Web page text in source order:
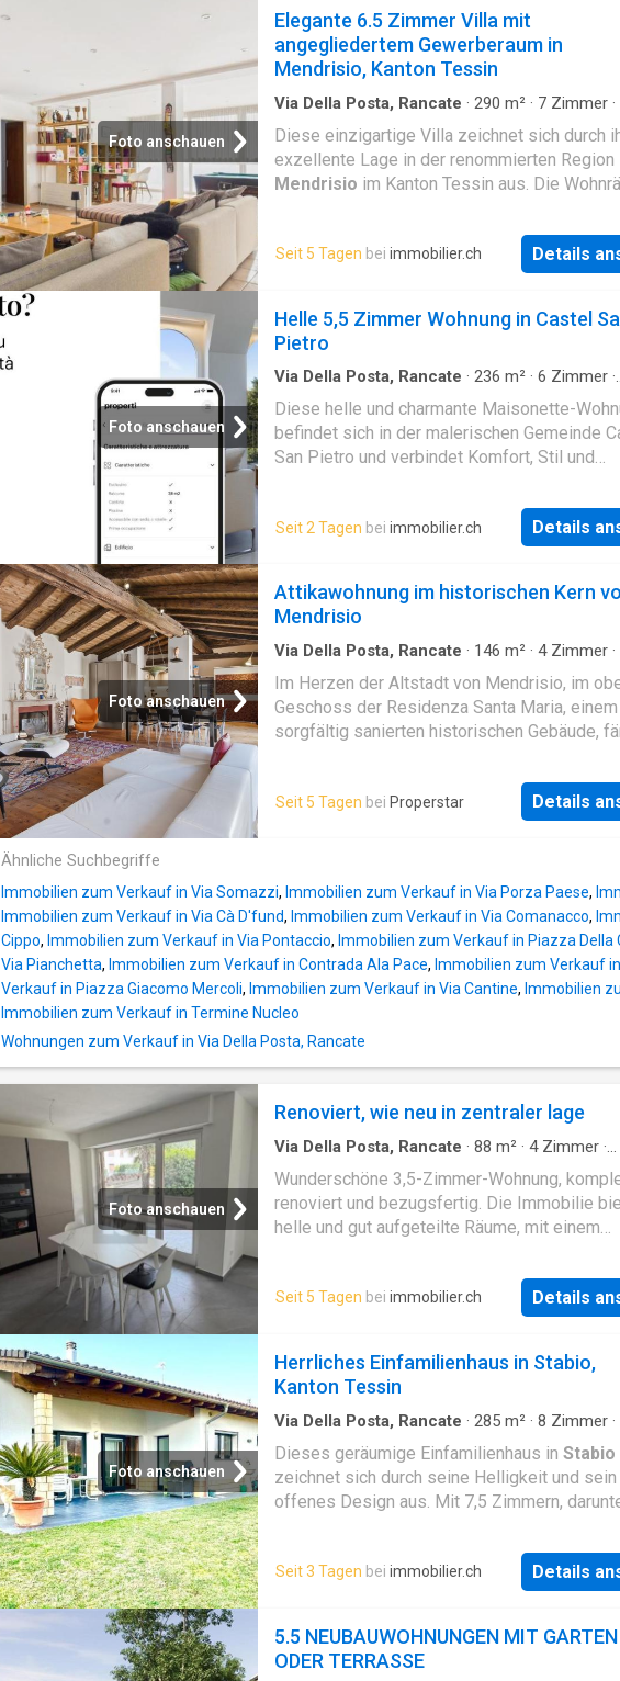
Geschäften, Schulen und öffentlichen
Verkehrsmitteln machen das Leben hier
bequem. Obwohl das Baujahr dieser Immobilie
Foto anschauen
Elegante 6.5 Zimmer Villa mit
angegliedertem Gewerberaum in
Mendrisio, Kanton Tessin
Via Della Posta, Rancate · 290 m² · 7 Zimmer ·
Diese einzigartige Villa zeichnet sich durch
exzellente Lage in der renommierten Region
Mendrisio im Kanton Tessin aus. Die
Wohnzimmer wird von natürlichem Licht
während die moderne offene Küche zu
und funktionalem Wohnen einlädt. Die
sowie Abstellraum und Keller, die
Stauraum gewährleisten. Ein besonders
Element ist das angeschlossene
Seit 5 Tagen bei immobilier.ch Details
Foto anschauen
Helle 5,5 Zimmer Wohnung in Castel
Pietro
Via Della Posta, Rancate · 236 m² · 6 Zimmer ·
Diese helle und charmante Maisonette-
befindet sich in der malerischen Gemeinde
San Pietro und verbindet Komfort, Stil und
und gemütliche Wohnzimmer mit seinem voll
funktionsfähigen Kamin ist der ideale Ort, um
Wohnbereich verbunden ist, schafft ideale
Voraussetzungen für kulinarische Genüsse.
grosszügigen umlaufenden Terrassen
Seit 2 Tagen bei immobilier.ch Details
Foto anschauen
Attikawohnung im historischen Kern
Mendrisio
Via Della Posta, Rancate · 146 m² · 4Zimmer ·
Parkplatz· Kamin
Im Herzen der Altstadt von Mendrisio, im
Geschoss der Residenza Santa Maria, einem
sorgfältig sanierten historischen Gebäude,
Dachgebälk ein. Die Sanierung von 2004 hat
Charakter und Charme bewahrt und ein
Entrée, das sich zum Wohnbereich öffnet:
Wohnzimmer mit Cheminée und Essbereich
offener Küche bilden einen einzigen, offenen
in dem die Holzdecke Raum und Atmosphäre
prägt.Die Master-Suite verfügt über Ankleide
eigenes Bad. Die beiden angrenzenden
heute zu einem Raum zusammengelegt,
Studio genutzt, mit Zugang zur gedeckten
wiederherstellen. Ein zweites Bad
die Räume.Zur Wohnung gehören ein Keller
verfügt zudem über ein
Seit 5 Tagen bei Properstar Details
Ähnliche Suchbegriffe
Immobilien zum Verkauf in Via Somazzi, Immobilien zum Verkauf in Via Porza Paese,
Immobilien zum Verkauf in Via Cà D'fund, Immobilien zum Verkauf in Via Comanacco,
Cippo, Immobilien zum Verkauf in Via Pontaccio, Immobilien zum Verkauf in Piazza Della
Via Pianchetta, Immobilien zum Verkauf in Contrada Ala Pace, Immobilien zum Verkauf
Verkauf in Piazza Giacomo Mercoli, Immobilien zum Verkauf in Via Cantine, Immobilien
Immobilien zum Verkauf in Termine Nucleo
Wohnungen zum Verkauf in Via Della Posta, Rancate
Foto anschauen
Renoviert, wie neu in zentraler lage
Via Della Posta, Rancate · 88 m² · 4Zimmer ·
Wunderschöne 3,5-Zimmer-Wohnung,
renoviert und bezugsfertig. Die Immobilie
helle und gut aufgeteilte Räume, mit einem
für entspannende Momente. Ein
und ein geräumiger Keller runden das
Sorgfältige Ausführungen und ein
diejenigen, die Komfort und Qualität suchen.
Ausgestattet mit Klimaanlage. Ruhige und gut
angebundene Lage, geeignet für
Seit 5 Tagen bei immobilier.ch Details
Foto anschauen
Herrliches Einfamilienhaus in Stabio,
Kanton Tessin
Via Della Posta, Rancate · 285 m² · 8 Zimmer ·
Dieses geräumige Einfamilienhaus in Stabio
zeichnet sich durch seine Helligkeit und sein
offenes Design aus. Mit 7,5 Zimmern,
Platz für die ganze Familie. Darüber hinaus
das Anwesen über einen Abstellraum, einen
sowie 4 Aussenparkplätze und 3
mit Geschäften in nur 447 Metern Entfernung,
Schulen in 588 Metern Entfernung und einer
Seit 3 Tagen bei immobilier.ch Details
5.5 NEUBAUWOHNUNGEN MIT GARTEN
ODER TERRASSE